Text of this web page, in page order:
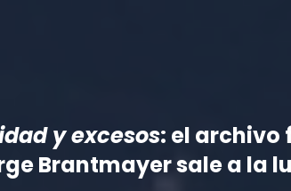
y excesos: el
Brantmayer sale a la